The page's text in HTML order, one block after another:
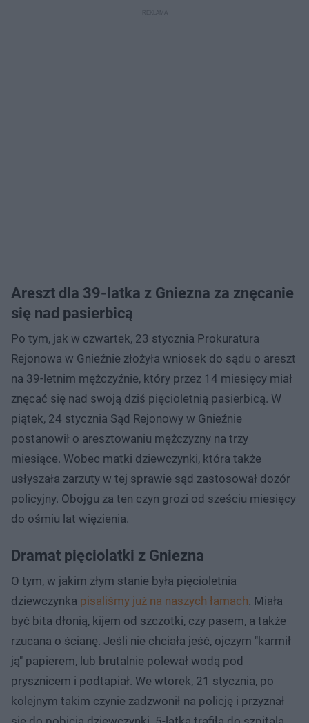
Areszt dla 39-latka z Gniezna za znęcanie
się nad pasierbicą
Po tym, jak w czwartek, 23 stycznia Prokuratura
Rejonowa w Gnieźnie złożyła wniosek do sądu o areszt
na 39-letnim mężczyźnie, który przez 14 miesięcy miał
znęcać się nad swoją dziś pięcioletnią pasierbicą. W
piątek, 24 stycznia Sąd Rejonowy w Gnieźnie
postanowił o aresztowaniu mężczyzny na trzy
miesiące. Wobec matki dziewczynki, która także
usłyszała zarzuty w tej sprawie sąd zastosował dozór
policyjny. Obojgu za ten czyn grozi od sześciu miesięcy
do ośmiu lat więzienia.
Dramat pięciolatki z Gniezna
O tym, w jakim złym stanie była pięcioletnia
dziewczynka pisaliśmy już na naszych łamach. Miała
być bita dłonią, kijem od szczotki, czy pasem, a także
rzucana o ścianę. Jeśli nie chciała jeść, ojczym "karmił
ją" papierem, lub brutalnie polewał wodą pod
prysznicem i podtapiał. We wtorek, 21 stycznia, po
kolejnym takim czynie zadzwonił na policję i przyznał